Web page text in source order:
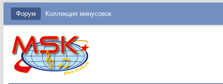
Форум Коллекция минусовок